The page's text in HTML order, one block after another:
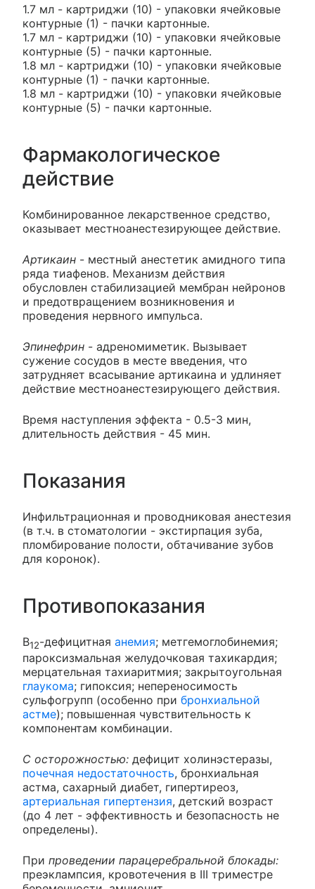
1.7 мл - картриджи (10) - упаковки ячейковые
контурные (1) - пачки картонные.
1.7 мл - картриджи (10) - упаковки ячейковые
контурные (5) - пачки картонные.
1.8 мл - картриджи (10) - упаковки ячейковые
контурные (1) - пачки картонные.
1.8 мл - картриджи (10) - упаковки ячейковые
контурные (5) - пачки картонные.
Фармакологическое
действие
Комбинированное лекарственное средство,
оказывает местноанестезирующее действие.
Артикаин - местный анестетик амидного типа
ряда тиафенов. Механизм действия
обусловлен стабилизацией мембран нейронов
и предотвращением возникновения и
проведения нервного импульса.
Эпинефрин - адреномиметик. Вызывает
сужение сосудов в месте введения, что
затрудняет всасывание артикаина и удлиняет
действие местноанестезирующего действия.
Время наступления эффекта - 0.5-3 мин,
длительность действия - 45 мин.
Показания
Инфильтрационная и проводниковая анестезия
(в т.ч. в стоматологии - экстирпация зуба,
пломбирование полости, обтачивание зубов
для коронок).
Противопоказания
B12-дефицитная анемия; метгемоглобинемия;
пароксизмальная желудочковая тахикардия;
мерцательная тахиаритмия; закрытоугольная
глаукома; гипоксия; непереносимость
сульфогрупп (особенно при бронхиальной
астме); повышенная чувствительность к
компонентам комбинации.
С осторожностью: дефицит холинэстеразы,
почечная недостаточность, бронхиальная
астма, сахарный диабет, гипертиреоз,
артериальная гипертензия, детский возраст
(до 4 лет - эффективность и безопасность не
определены).
При проведении парацеребральной блокады:
преэклампсия, кровотечения в III триместре